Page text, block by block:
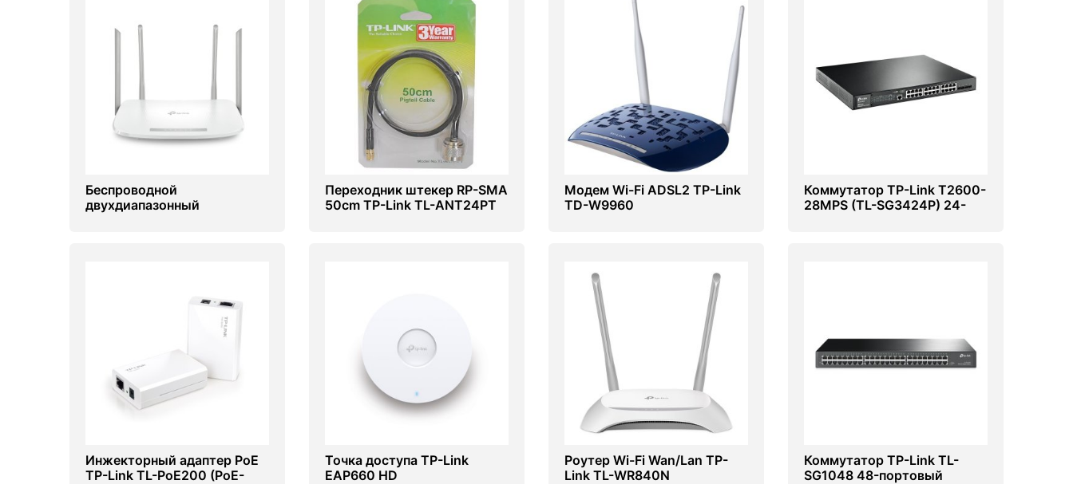
Беспроводной
двухдиапазонный
Переходник штекер RP-SMA
50cm TP-Link TL-ANT24PT
Модем Wi-Fi ADSL2 TP-Link
TD-W9960
Коммутатор TP-Link T2600-
28MPS (TL-SG3424P) 24-
Инжекторный адаптер PoE
TP-Link TL-PoE200 (PoE-
Точка доступа TP-Link
EAP660 HD
Роутер Wi-Fi Wan/Lan TP-
Link TL-WR840N
Коммутатор TP-Link TL-
SG1048 48-портовый